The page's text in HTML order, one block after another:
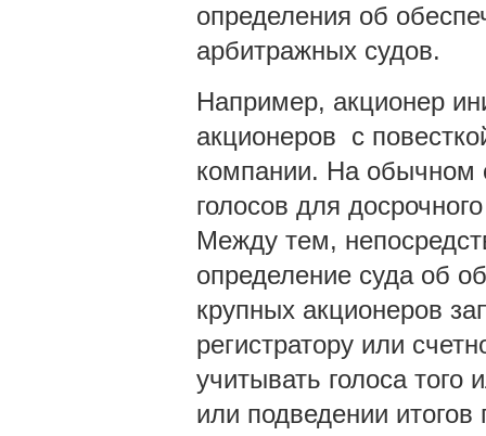
определения об
арбитражных судов.
Например, акционер
акционеров с
компании. На обычном
голосов для
Между тем,
определение суда об
крупных акционеров
регистратору или
учитывать голоса того
или подведении